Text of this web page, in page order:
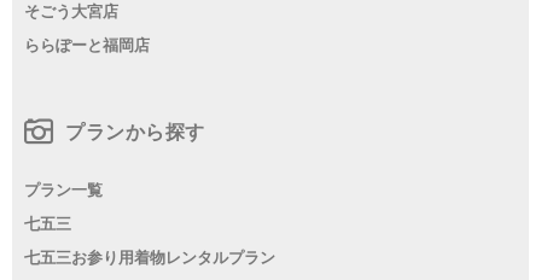
そごう大宮店
ららぽーと福岡店
プランから探す
プラン一覧
七五三
七五三お参り用着物レンタルプラン